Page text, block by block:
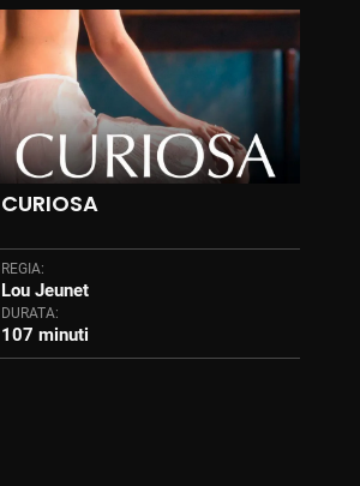
CURIOSA
REGIA:
Lou Jeunet
DURATA:
107 minuti